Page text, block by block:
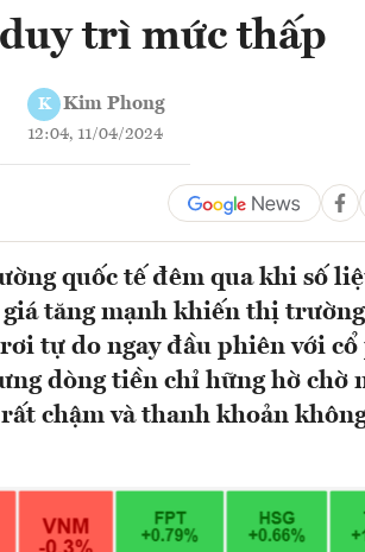
trì mức thấp
K Kim Phong
12:04, 11/04/2024
quốc tế đêm qua khi số
giá tăng mạnh khiến thị
tự do ngay đầu phiên với
dòng tiền chỉ hững hờ chờ
chậm và thanh khoản